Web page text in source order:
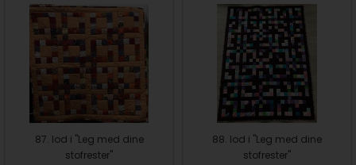
87. lod i "Leg med dine
stofrester"
88. lod i "Leg med dine
stofrester"